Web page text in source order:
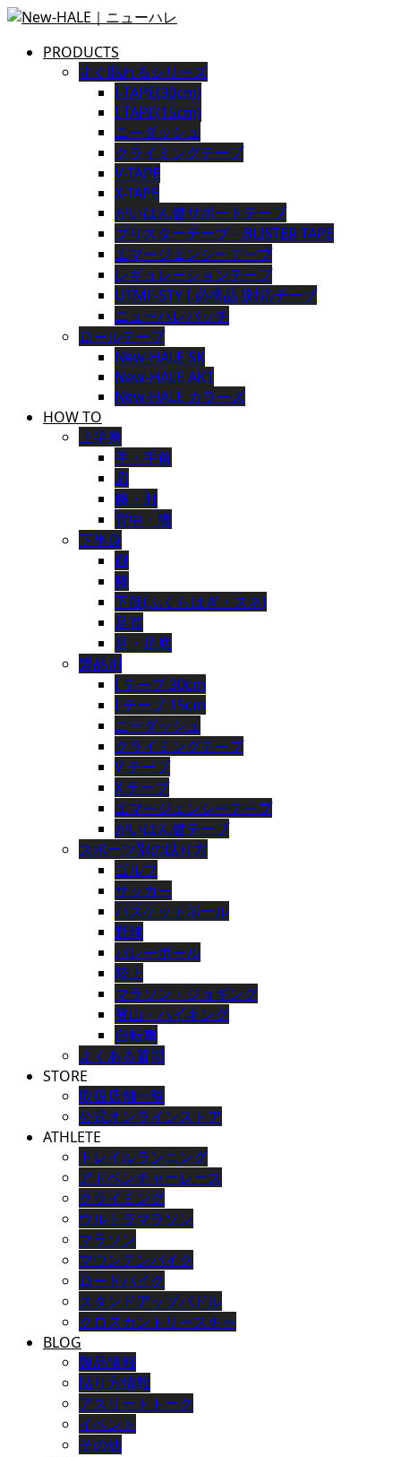
PRODUCTS
すぐ貼れるシリーズ
I-TAPE(30cm)
I-TAPE(15cm)
ニーダッシュ
クライミングテープ
V-TAPE
X-TAPE
がいはん健サポートテープ
ブリスターテープ BLISTER TAPE
エマージェンシーテープ
レギュレーションテープ
UTMF-STY [ 必携品 ]対応テープ
ニューハレパッチ
ロールテープ
New-HALE SK
New-HALE AKT
New-HALE カラーズ
HOW TO
上半身
手・手首
肩
腕・肘
背中・腰
下半身
腿
膝
下肢(ふくらはぎ・スネ)
足首
足・足底
製品別
I テープ 30cm
I テープ 15cm
ニーダッシュ
クライミングテープ
V テープ
X テープ
エマージェンシーテープ
がいはん健テープ
スポーツ別の貼り方
ゴルフ
サッカー
バスケットボール
野球
バレーボール
陸上
マラソン・ジョギング
登山・ハイキング
自転車
よくある質問
STORE
取扱店舗一覧
公式オンラインストア
ATHLETE
トレイルランニング
アドベンチャーレース
クライミング
ウルトラマラソン
マラソン
マウンテンバイク
ロードバイク
スタンドアップパドル
クロスカントリースキー
BLOG
製品情報
貼り方情報
アスリートトーク
イベント
その他